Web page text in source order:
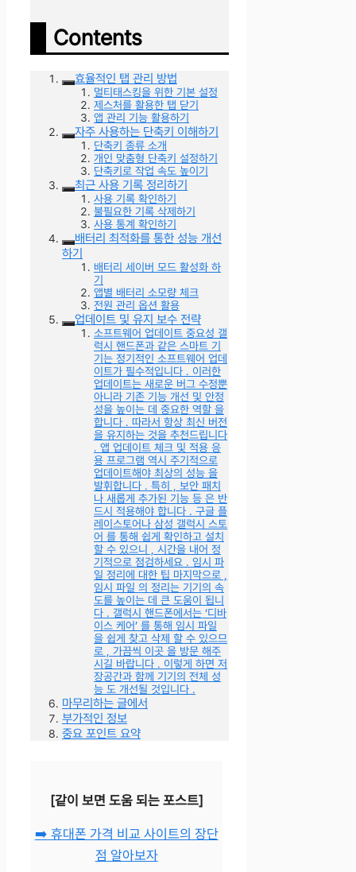
Contents
효율적인 탭 관리 방법
멀티태스킹을 위한 기본 설정
제스처를 활용한 탭 닫기
앱 관리 기능 활용하기
자주 사용하는 단축키 이해하기
단축키 종류 소개
개인 맞춤형 단축키 설정하기
단축키로 작업 속도 높이기
최근 사용 기록 정리하기
사용 기록 확인하기
불필요한 기록 삭제하기
사용 통계 확인하기
배터리 최적화를 통한 성능 개선
하기
배터리 세이버 모드 활성화 하
기
앱별 배터리 소모량 체크
전원 관리 옵션 활용
업데이트 및 유지 보수 전략
소프트웨어 업데이트 중요성 갤
럭시 핸드폰과 같은 스마트 기
기는 정기적인 소프트웨어 업데
이트가 필수적입니다 . 이러한
업데이트는 새로운 버그 수정뿐
아니라 기존 기능 개선 및 안정
성을 높이는 데 중요한 역할 을
합니다 . 따라서 항상 최신 버전
을 유지하는 것을 추천드립니다
. 앱 업데이트 체크 및 적용 응
용 프로그램 역시 주기적으로
업데이트해야 최상의 성능 을
발휘합니다 . 특히 , 보안 패치
나 새롭게 추가된 기능 등 은 반
드시 적용해야 합니다 . 구글 플
레이스토어나 삼성 갤럭시 스토
어 를 통해 쉽게 확인하고 설치
할 수 있으니 , 시간을 내어 정
기적으로 점검하세요 . 임시 파
일 정리에 대한 팁 마지막으로 ,
임시 파일 의 정리는 기기의 속
도를 높이는 데 큰 도움이 됩니
다 . 갤럭시 핸드폰에서는 ‘디바
이스 케어’ 를 통해 임시 파일
을 쉽게 찾고 삭제 할 수 있으므
로 , 가끔씩 이곳 을 방문 해주
시길 바랍니다 . 이렇게 하면 저
장공간과 함께 기기의 전체 성
능 도 개선될 것입니다 .
마무리하는 글에서
부가적인 정보
중요 포인트 요약
[같이 보면 도움 되는 포스트]
➡️ 휴대폰 가격 비교 사이트의 장단
점 알아보자